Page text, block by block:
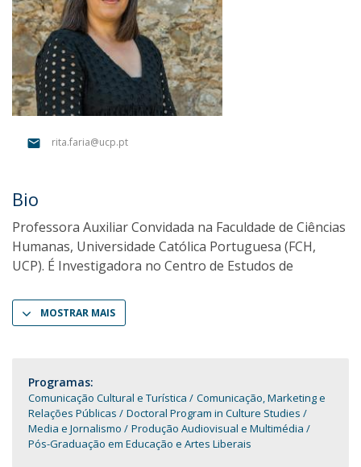
rita.faria@ucp.pt
Bio
Professora Auxiliar Convidada na Faculdade de Ciências
Humanas, Universidade Católica Portuguesa (FCH,
UCP). É Investigadora no Centro de Estudos de
MOSTRAR MAIS
Programas:
Comunicação Cultural e Turística
Comunicação, Marketing e
Relações Públicas
Doctoral Program in Culture Studies
Media e Jornalismo
Produção Audiovisual e Multimédia
Pós-Graduação em Educação e Artes Liberais